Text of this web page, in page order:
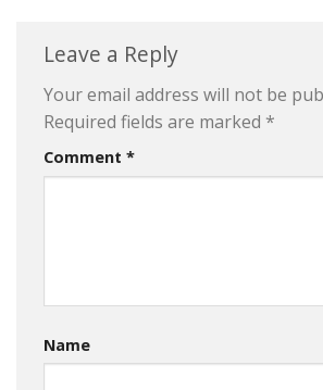
Leave a Reply
Your email address will not be
Required fields are marked *
Comment *
Name